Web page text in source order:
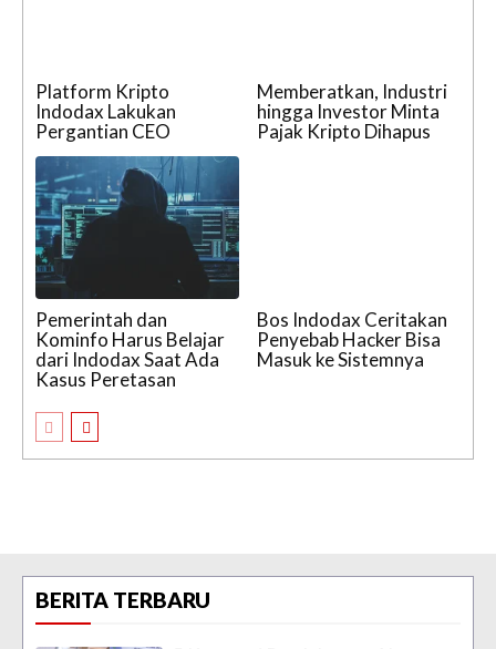
Platform Kripto
Indodax Lakukan
Pergantian CEO
Memberatkan, Industri
hingga Investor Minta
Pajak Kripto Dihapus
Pemerintah dan
Kominfo Harus Belajar
dari Indodax Saat Ada
Kasus Peretasan
Bos Indodax Ceritakan
Penyebab Hacker Bisa
Masuk ke Sistemnya
BERITA TERBARU